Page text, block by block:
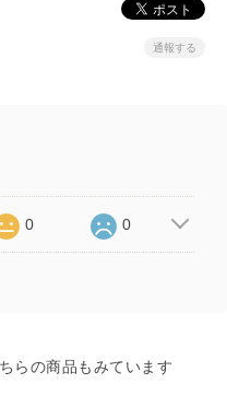
通報する
0 0
らの商品もみています